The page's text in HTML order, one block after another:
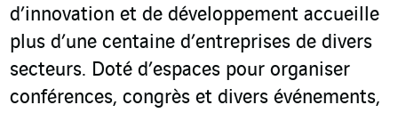
d’innovation et de développement accueille
plus d’une centaine d’entreprises de divers
secteurs. Doté d’espaces pour organiser
conférences, congrès et divers événements,